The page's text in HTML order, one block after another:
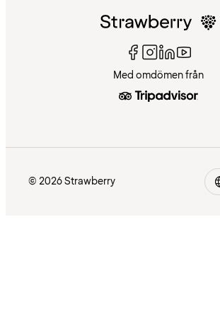
Med omdömen från
© 2026 Strawberry